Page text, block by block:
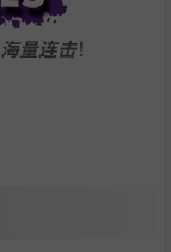
海量连击！